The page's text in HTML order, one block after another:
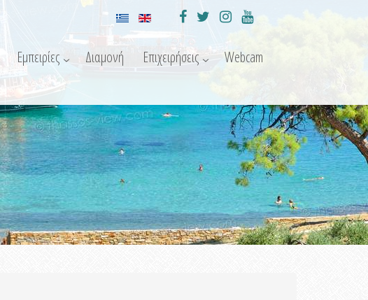
Εμπειρίες Διαμονή Επιχειρήσεις Webcam